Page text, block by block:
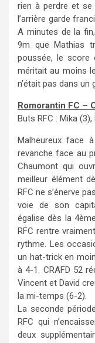
rien à perdre et se
l’arrière garde
A minutes de la
9m que Mathias
poussée, le score
méritait au moins
n’était pas dans un
Romorantin FC –
Buts RFC : Mika
Malheureux face
revanche face au
Chaumont qui
meilleur élément
RFC ne s’énerve
voie de son
égalise dès la
RFC rentre
rythme. Les
un hat-trick en
à 4-1. CRAFD 52
Vincent et David
la mi-temps (6-2).
La seconde
RFC qui
deux